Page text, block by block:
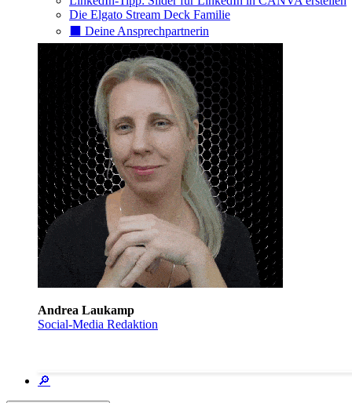
Die Elgato Stream Deck Familie
⬛️ Deine Ansprechpartnerin
Andrea Laukamp
Social-Media Redaktion
🔎